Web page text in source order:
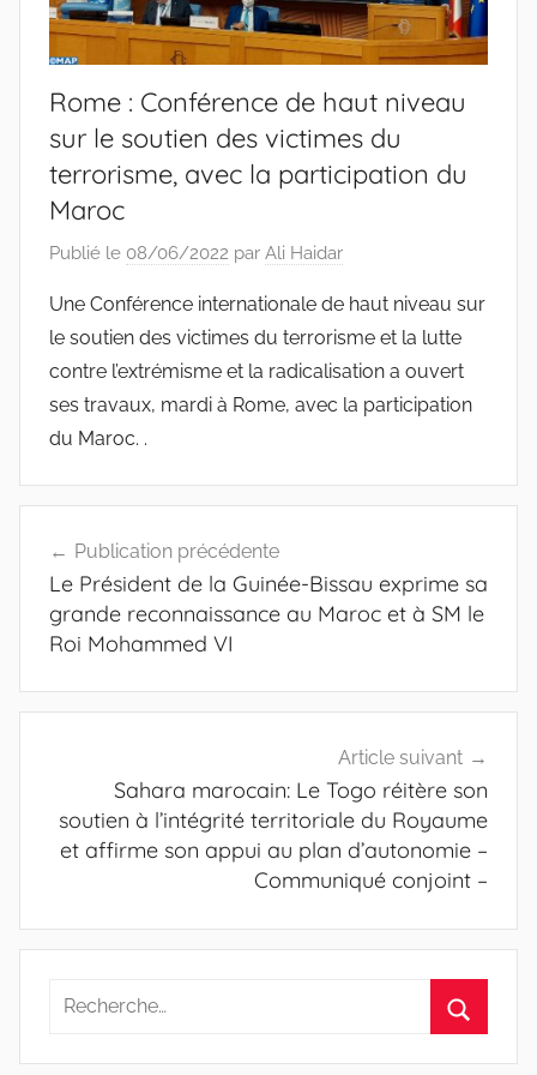
Rome : Conférence de haut niveau
sur le soutien des victimes du
terrorisme, avec la participation du
Maroc
Publié le 08/06/2022 par Ali Haidar
Une Conférence internationale de haut niveau sur
le soutien des victimes du terrorisme et la lutte
contre l’extrémisme et la radicalisation a ouvert
ses travaux, mardi à Rome, avec la participation
du Maroc. .
de
l’article
Publication précédente
Le Président de la Guinée-Bissau exprime sa
grande reconnaissance au Maroc et à SM le
Roi Mohammed VI
Article suivant
Sahara marocain: Le Togo réitère son
soutien à l’intégrité territoriale du Royaume
et affirme son appui au plan d’autonomie –
Communiqué conjoint –
Recherche
: